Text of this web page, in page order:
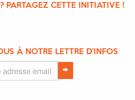
PARTAGEZ CETTE INITIATIVE !
À NOTRE LETTRE D'INFOS